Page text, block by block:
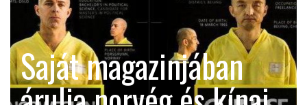
KÖZEL-KELET
AUSZTRÁLIA
Saját magazinjában